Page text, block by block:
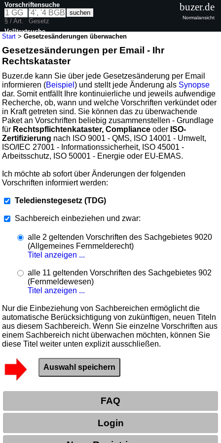
Start >Gesetzesänderungen überwachen
Gesetzesänderungen per Email - Ihr
Rechtskataster
Buzer.de kann Sie über jede Gesetzesänderung per Email
informieren (Beispiel) und stellt jede Änderung als Synopse
dar. Somit entfällt Ihre kontinuierliche und jeweils aufwendige
Recherche, ob, wann und welche Vorschriften verkündet oder
in Kraft getreten sind. Sie können das zu überwachende
Paket an Vorschriften beliebig zusammenstellen - Grundlage
für Rechtspflichtenkataster, Compliance oder ISO-
Zertifizierung nach ISO 9001 - QMS, ISO 14001 - Umwelt,
ISO/IEC 27001 - Informationssicherheit, ISO 45001 -
Arbeitsschutz, ISO 50001 - Energie oder EU-EMAS.
Ich möchte ab sofort über Änderungen der folgenden
Vorschriften informiert werden:
Teledienstegesetz (TDG)
Sachbereich einbeziehen und zwar:
alle 2 geltenden Vorschriften des Sachgebietes 9020
(Allgemeines Fernmelderecht)
Titel anzeigen ...
alle 11 geltenden Vorschriften des Sachgebietes 902
(Fernmeldewesen)
Titel anzeigen ...
Nur die Einbeziehung von Sachbereichen ermöglicht die
automatische Berücksichtigung von zukünftigen, neuen Titeln
aus diesem Sachbereich. Wenn Sie einzelne Vorschriften aus
einem Sachbereich nicht überwachen möchten, können Sie
diese Titel weiter unten explizit ausschließen.
FAQ
Login
Vorschriftensuche
§ / Art.
Gesetz
Volltextsuche
buzer.de
Normalansicht